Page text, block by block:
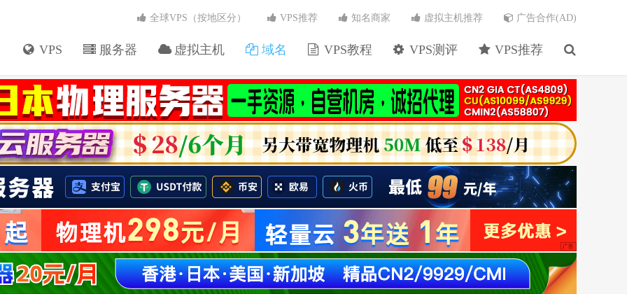
VPS 服务器 虚拟主机 域名 VPS教程 VPS测评 VPS推荐
全球VPS（按地区分） VPS推荐 知名商家 虚拟主机推荐 广告合作(AD)